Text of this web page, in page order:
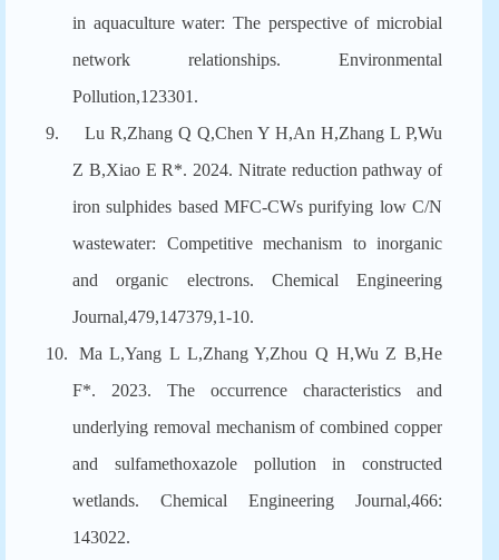
in aquaculture water: The perspective of microbial
network relationships. Environmental
Pollution,123301.
9.
Lu R,Zhang Q Q,Chen Y H,An H,Zhang L P,Wu
Z B,Xiao E R*. 2024. Nitrate reduction pathway of
iron sulphides based MFC-CWs purifying low C/N
wastewater: Competitive mechanism to inorganic
and organic electrons. Chemical Engineering
Journal,479,147379,1-10.
10.
Ma L,Yang L L,Zhang Y,Zhou Q H,Wu Z B,He
F*. 2023. The occurrence characteristics and
underlying removal mechanism of combined copper
and sulfamethoxazole pollution in constructed
wetlands. Chemical Engineering Journal,466:
143022.